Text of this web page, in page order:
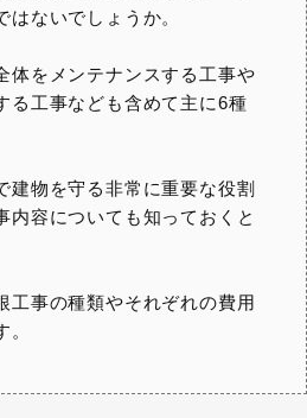
はないでしょうか。
体をメンテナンスする工事や
る工事なども含めて主に6種
建物を守る非常に重要な役割
内容についても知っておくと
工事の種類やそれぞれの費用